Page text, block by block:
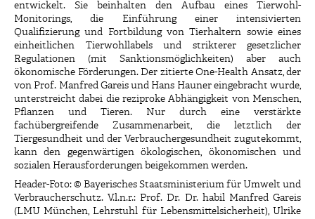
entwickelt. Sie beinhalten den Aufbau eines Tierwohl-
Monitorings, die Einführung einer intensivierten
Qualifizierung und Fortbildung von Tierhaltern sowie eines
einheitlichen Tierwohllabels und strikterer gesetzlicher
Regulationen (mit Sanktionsmöglichkeiten) aber auch
ökonomische Förderungen. Der zitierte One-Health Ansatz, der
von Prof. Manfred Gareis und Hans Hauner eingebracht wurde,
unterstreicht dabei die reziproke Abhängigkeit von Menschen,
Pflanzen und Tieren. Nur durch eine verstärkte
fachübergreifende Zusammenarbeit, die letztlich der
Tiergesundheit und der Verbrauchergesundheit zugutekommt,
kann den gegenwärtigen ökologischen, ökonomischen und
sozialen Herausforderungen beigekommen werden.
Header-Foto: © Bayerisches Staatsministerium für Umwelt und
Verbraucherschutz. V.l.n.r.: Prof. Dr. Dr. habil Manfred Gareis
(LMU München, Lehrstuhl für Lebensmittelsicherheit), Ulrike